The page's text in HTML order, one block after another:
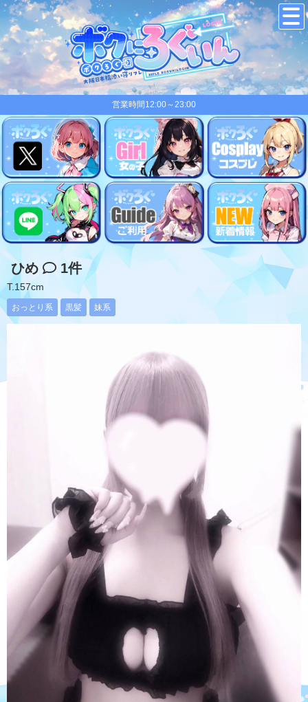
営業時間12:00～23:00
ひめ 1件
T.157cm
おっとり系 黒髪 妹系